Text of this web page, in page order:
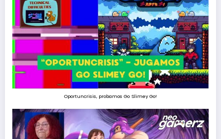
Oportuncrisis, probamos Go Slimey Go!